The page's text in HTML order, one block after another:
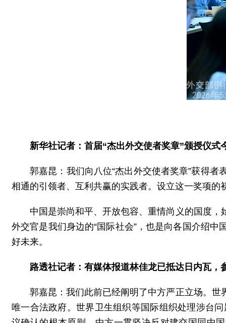
新华社记者：首届“杰出外交使者奖章”颁授仪
郭嘉昆：我们向八位“杰出外交使者奖章”获得
相通的引领者、互利共赢的实践者。设立这一奖项
中国是崇尚和平、开放包容、重情尚义的国度
外交官是我们身边的“国际社会”，也是向各国介绍
好未来。
路透社记者：有媒体报道林佳龙已抵达日内瓦
郭嘉昆：我们此前已经阐明了中方严正立场。
唯一合法政府。世界卫生组织等国际组织处理涉台